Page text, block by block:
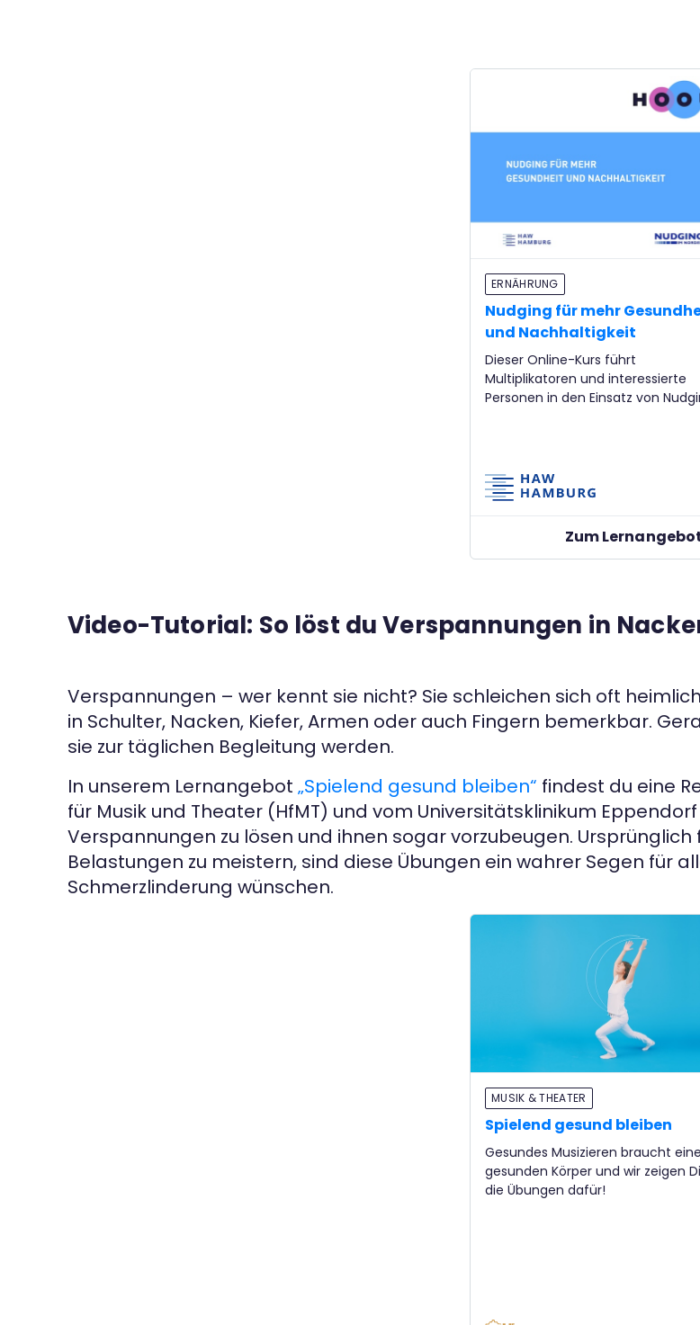
ERNÄHRUNG
Nudging für mehr
und Nachhaltigkeit
Dieser Online-Kurs führt
Multiplikatoren und interessierte
Personen in den Einsatz von
schnelle Einarbeitung und
Anwendung des Gelernten. Der Kurs
Einzelpersonen mit Interesse an
Gesundheit und Nachhaltigkeit, ist
Nudging zu entwickeln und
Teilnehmende zur Anwendung im
Teilnehmende ihr Wissen vertiefen,
mit dem Ziel, Nudging effektiv für
Gesundheit und Nachhaltigkeit
Zum
Video-Tutorial: So löst du Verspannungen in
Verspannungen – wer kennt sie nicht? Sie schleichen sich oft
in Schulter, Nacken, Kiefer, Armen oder auch Fingern bemerkbar.
sie zur täglichen Begleitung werden.
In unserem Lernangebot „Spielend gesund bleiben“ findest du eine
für Musik und Theater (HfMT) und vom Universitätsklinikum
Verspannungen zu lösen und ihnen sogar vorzubeugen.
Belastungen zu meistern, sind diese Übungen ein wahrer Segen für
Schmerzlinderung wünschen.
MUSIK & THEATER
Spielend gesund bleiben
Gesundes Musizieren braucht
gesunden Körper und wir zeigen
die Übungen dafür!